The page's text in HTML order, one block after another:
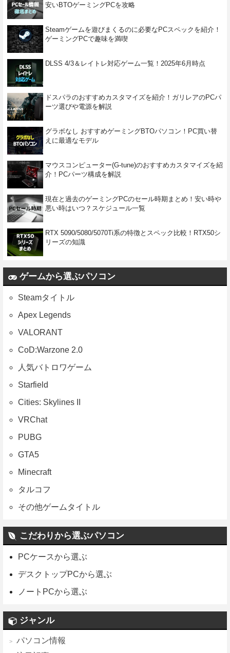
安いBTOゲーミングPCを攻略
Steamゲームを遊びまくるのに必要なPCスペックを紹介！
ゲーミングPCで趣味を満喫
DLSS 4/3＆レイトレ対応ゲーム一覧！2025年6月時点
ドスパラのおすすめカスタマイズを紹介！ガリレアのPCパ
ーツ選びや電源を解説
グラボなし おすすめゲーミングBTOパソコン！PC買い替
えに最適なモデル
マウスコンピューター(G-tune)のおすすめカスタマイズを紹
介！PCパーツ構成を解説
現在と過去のゲーミングPCのセール時期まとめ！安い時や
悪い時はいつ？スケジュール一覧
RTX 5090/5080/5070Ti系の特徴とスペック比較！RTX50シ
リーズの知識
ゲームから選ぶパソコン
Steamタイトル
Apex Legends
VALORANT
CoD:Warzone 2.0
人気バトロワゲーム
Starfield
Cities: Skylines II
VRChat
PUBG
GTA5
Minecraft
タルコフ
その他ゲームタイトル
こだわりから選ぶパソコン
PCケースから選ぶ
デスクトップPCから選ぶ
ノートPCから選ぶ
ジャンル
パソコン情報